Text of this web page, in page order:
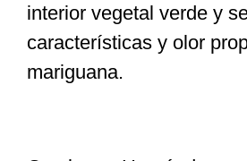
interior vegetal verde y
características y olor
mariguana.